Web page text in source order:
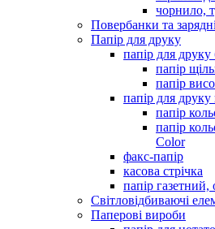
чорнило,
Повербанки та
Папір для друку
папір для друку
папір
папір
папір для
папір
папір
Color
факс-папір
касова стрічка
папір газетний,
Світловідбиваючі
Паперові вироби